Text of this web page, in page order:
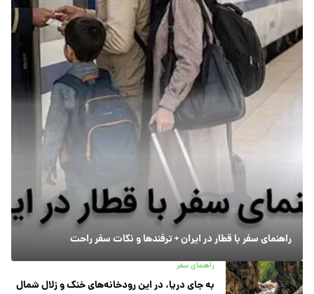
راهنمای سفر با قطار در ایران + ترفندها و نکات سفر راحت
راهنمای سفر
به جای دریا، در این رودخانه‌های خنک و زلال شمال